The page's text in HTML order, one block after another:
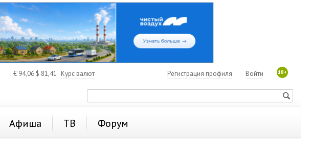
€ 94,06 $ 81,41 Курс валют 18+
Войти
Регистрация профиля
Афиша ТВ Форум